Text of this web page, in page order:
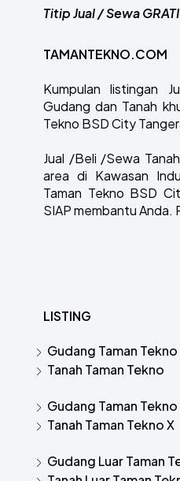
Titip Jual / Sewa
TAMANTEKNO.COM
Kumpulan listingan
Gudang dan Tanah
Tekno BSD City
Jual /Beli /Sewa
area di Kawasan
Taman Tekno BSD
SIAP membantu Anda.
LISTING
Gudang Taman Tekno
Tanah Taman Tekno
Gudang Taman Tekno
Tanah Taman Tekno X
Gudang Luar Taman